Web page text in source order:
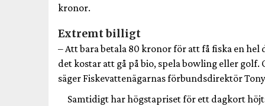
kronor.
Extremt billigt
– Att bara betala 80 kronor för att få fiska en
det kostar att gå på bio, spela bowling eller
säger Fiskevattenägarnas förbundsdirektör
Samtidigt har högstapriset för ett dagkort